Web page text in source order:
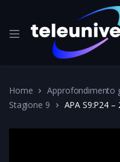
Home Approfondimento
Stagione 9
APA S9:P24